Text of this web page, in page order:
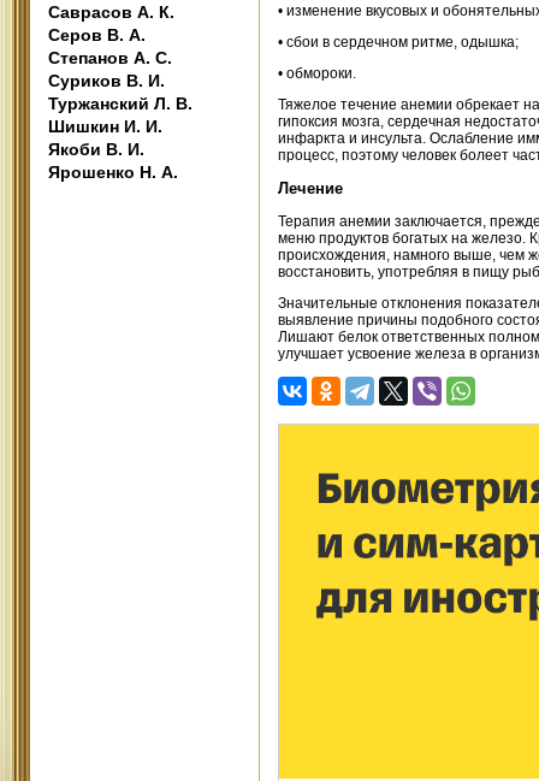
Саврасов А. К.
Серов В. А.
Степанов А. С.
Суриков В. И.
Туржанский Л. В.
Шишкин И. И.
Якоби В. И.
Ярошенко Н. А.
• изменение вкусовых и
• сбои в сердечном ритме, одышка;
• обмороки.
Тяжелое течение анемии обрекает
гипоксия мозга, сердечная
инфаркта и инсульта. Ослабление
процесс, поэтому человек болеет
Лечение
Терапия анемии заключается,
меню продуктов богатых на железо.
происхождения, намного выше, чем
восстановить, употребляя в пищу
Значительные отклонения
выявление причины подобного
Лишают белок ответственных
улучшает усвоение железа в